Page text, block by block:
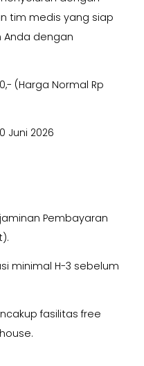
tim medis yang siap
dengan
(Harga Normal Rp
Juni 2026
Pembayaran
).
minimal H-3 sebelum
fasilitas free